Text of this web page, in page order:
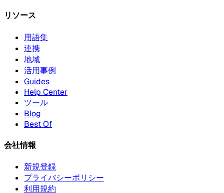
リソース
用語集
連携
地域
活用事例
Guides
Help Center
ツール
Blog
Best Of
会社情報
新規登録
プライバシーポリシー
利用規約